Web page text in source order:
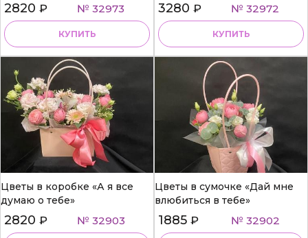
2820 ₽ № 32973
КУПИТЬ
3280 ₽ № 32972
КУПИТЬ
Цветы в коробке «А я все
думаю о тебе»
2820 ₽ № 32903
Цветы в сумочке «Дай мне
влюбиться в тебе»
1885 ₽ № 32902